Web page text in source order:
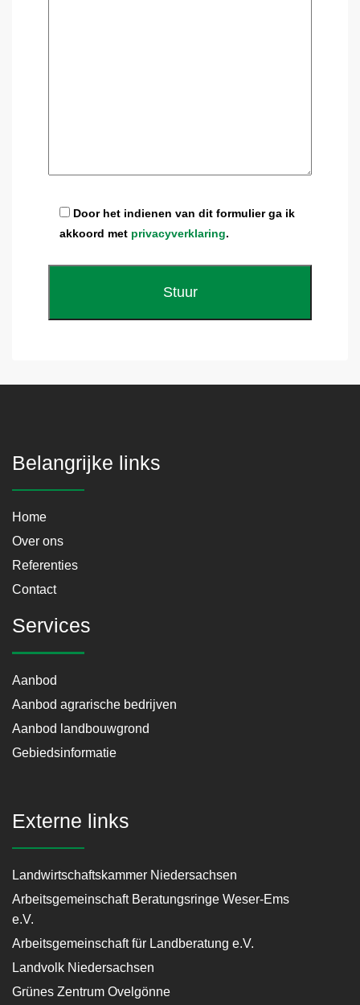
Door het indienen van dit formulier ga ik
akkoord met privacyverklaring.
Belangrijke links
Home
Over ons
Referenties
Contact
Services
Aanbod
Aanbod agrarische bedrijven
Aanbod landbouwgrond
Gebiedsinformatie
Externe links
Landwirtschaftskammer Niedersachsen
Arbeitsgemeinschaft Beratungsringe Weser-Ems
e.V.
Arbeitsgemeinschaft für Landberatung e.V.
Landvolk Niedersachsen
Grünes Zentrum Ovelgönne